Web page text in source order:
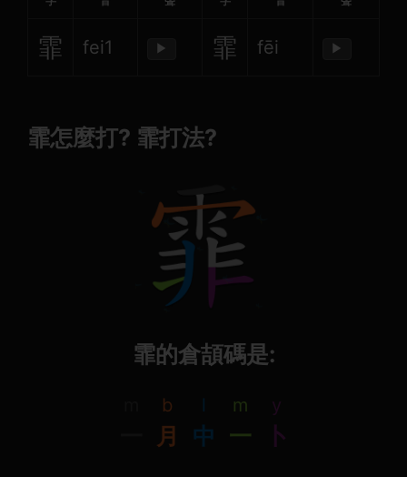
霏 fei1 ▶ 霏 fēi ▶
霏怎麼打? 霏打法?
霏的倉頡碼是:
b
月
l
中
m
一
y
卜